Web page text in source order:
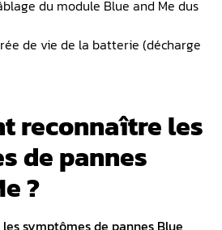
du module Blue and Me dus
de vie de la batterie (décharge
reconnaître les
de pannes
?
symptômes de pannes Blue